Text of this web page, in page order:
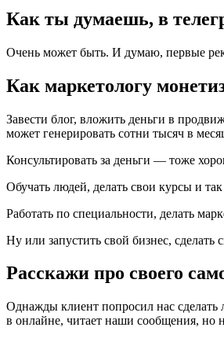
Как ты думаешь, в
Очень может быть. И думаю, первые
Как маркетологу
Завести блог, вложить деньги в
может генерировать сотни тысяч в
Консультировать за деньги — тоже
Обучать людей, делать свои курсы и так
Работать по специальности, делать
Ну или запустить свой бизнес,
Расскажи про своего
Однажды клиент попросил нас
в онлайне, читает наши сообщения, но